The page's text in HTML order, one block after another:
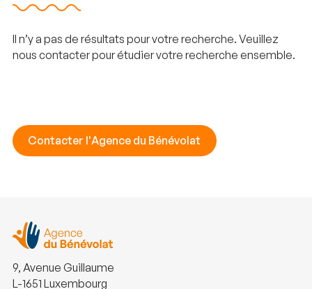
Il n’y a pas de résultats pour votre recherche. Veuillez
nous contacter pour étudier votre recherche ensemble.
Contacter l'Agence du Bénévolat
9, Avenue Guillaume
L-1651 Luxembourg